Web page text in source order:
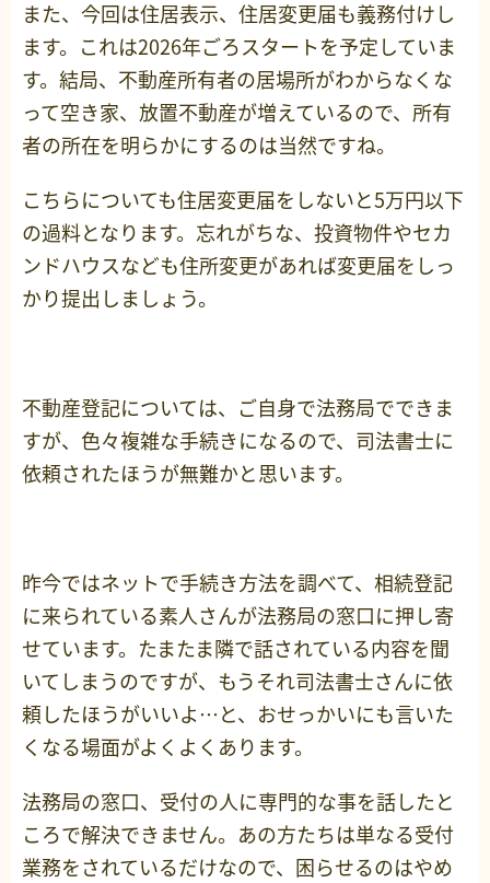
また、今回は住居表示、住居変更届も義務付けし
ます。これは2026年ごろスタートを予定していま
す。結局、不動産所有者の居場所がわからなくな
って空き家、放置不動産が増えているので、所有
者の所在を明らかにするのは当然ですね。
こちらについても住居変更届をしないと5万円以下
の過料となります。忘れがちな、投資物件やセカ
ンドハウスなども住所変更があれば変更届をしっ
かり提出しましょう。
不動産登記については、ご自身で法務局でできま
すが、色々複雑な手続きになるので、司法書士に
依頼されたほうが無難かと思います。
昨今ではネットで手続き方法を調べて、相続登記
に来られている素人さんが法務局の窓口に押し寄
せています。たまたま隣で話されている内容を聞
いてしまうのですが、もうそれ司法書士さんに依
頼したほうがいいよ…と、おせっかいにも言いた
くなる場面がよくよくあります。
法務局の窓口、受付の人に専門的な事を話したと
ころで解決できません。あの方たちは単なる受付
業務をされているだけなので、困らせるのはやめ